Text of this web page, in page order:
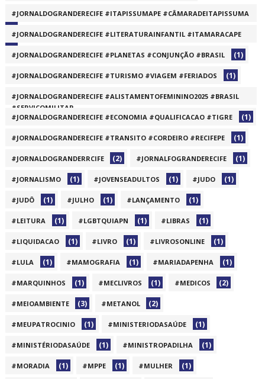
#JORNALDOGRANDERECIFE #ITAPISSUMAPE #CÂMARADEITAPISSUMA
(1)
#JORNALDOGRANDERECIFE #LITERATURAINFANTIL #ITAMARACAPE
(1)
#JORNALDOGRANDERECIFE #PLANETAS #CONJUNÇÃO #BRASIL (1)
#JORNALDOGRANDERECIFE #TURISMO #VIAGEM #FERIADOS (1)
#JORNALDOGRANDERECIFE #ALISTAMENTOFEMININO2025 #BRASIL
#SERVIÇOMILITAR
(1)
#JORNALDOGRANDERECIFE #ECONOMIA #QUALIFICACAO #TIGRE (1)
#JORNALDOGRANDERECIFE #TRANSITO #CORDEIRO #RECIFEPE (1)
#JORNALDOGRANDERRCIFE (2) #JORNALFOGRANDERECIFE (1)
#JORNALISMO (1) #JOVENSEADULTOS (1) #JUDO (1)
#JUDÔ (1) #JULHO (1) #LANÇAMENTO (1)
#LEITURA (1) #LGBTQUIAPN (1) #LIBRAS (1)
#LIQUIDACAO (1) #LIVRO (1) #LIVROSONLINE (1)
#LULA (1) #MAMOGRAFIA (1) #MARIADAPENHA (1)
#MARQUINHOS (1) #MECLIVROS (1) #MEDICOS (2)
#MEIOAMBIENTE (3) #METANOL (2)
#MEUPATROCINIO (1) #MINISTERIODASAÚDE (1)
#MINISTÉRIODASAÚDE (1) #MINISTROPADILHA (1)
#MORADIA (1) #MPPE (1) #MULHER (1)